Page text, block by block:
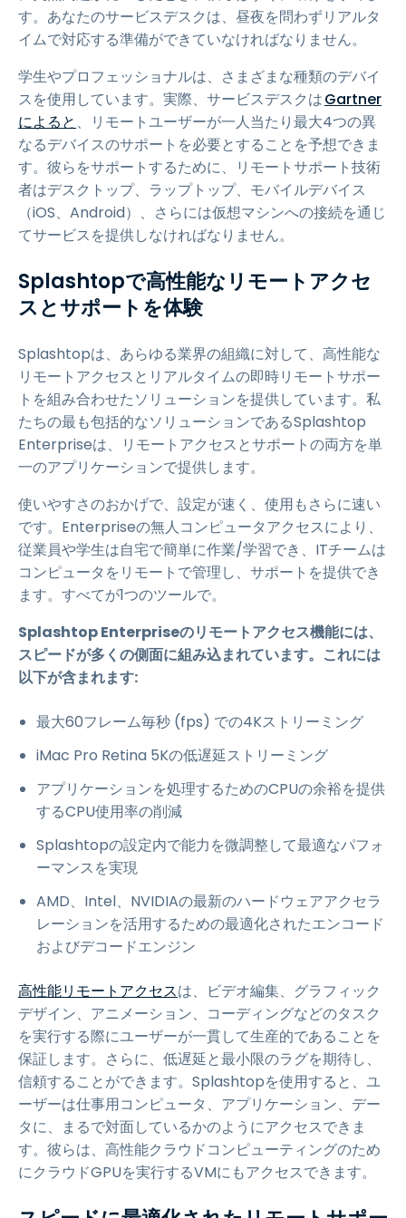
す。あなたのサービスデスクは、昼夜を問わずリアルタ
イムで対応する準備ができていなければなりません。
学生やプロフェッショナルは、さまざまな種類のデバイ
スを使用しています。実際、サービスデスクはGartner
によると 、リモートユーザーが一人当たり最大4つの異
なるデバイスのサポートを必要とすることを予想できま
す。彼らをサポートするために、リモートサポート技術
者はデスクトップ、ラップトップ、モバイルデバイス
（iOS、Android）、さらには仮想マシンへの接続を通じ
てサービスを提供しなければなりません。
Splashtopで高性能なリモートアクセ
スとサポートを体験
Splashtopは、あらゆる業界の組織に対して、高性能な
リモートアクセスとリアルタイムの即時リモートサポー
トを組み合わせたソリューションを提供しています。私
たちの最も包括的なソリューションであるSplashtop
Enterpriseは、リモートアクセスとサポートの両方を単
一のアプリケーションで提供します。
使いやすさのおかげで、設定が速く、使用もさらに速い
です。Enterpriseの無人コンピュータアクセスにより、
従業員や学生は自宅で簡単に作業/学習でき、ITチームは
コンピュータをリモートで管理し、サポートを提供でき
ます。すべてが1つのツールで。
Splashtop Enterpriseのリモートアクセス機能には、
スピードが多くの側面に組み込まれています。これには
以下が含まれます:
最大60フレーム毎秒 (fps) での4Kストリーミング
iMac Pro Retina 5Kの低遅延ストリーミング
アプリケーションを処理するためのCPUの余裕を提供
するCPU使用率の削減
Splashtopの設定内で能力を微調整して最適なパフォ
ーマンスを実現
AMD、Intel、NVIDIAの最新のハードウェアアクセラ
レーションを活用するための最適化されたエンコード
およびデコードエンジン
高性能リモートアクセスは、ビデオ編集、グラフィック
デザイン、アニメーション、コーディングなどのタスク
を実行する際にユーザーが一貫して生産的であることを
保証します。さらに、低遅延と最小限のラグを期待し、
信頼することができます。Splashtopを使用すると、ユ
ーザーは仕事用コンピュータ、アプリケーション、デー
タに、まるで対面しているかのようにアクセスできま
す。彼らは、高性能クラウドコンピューティングのため
にクラウドGPUを実行するVMにもアクセスできます。